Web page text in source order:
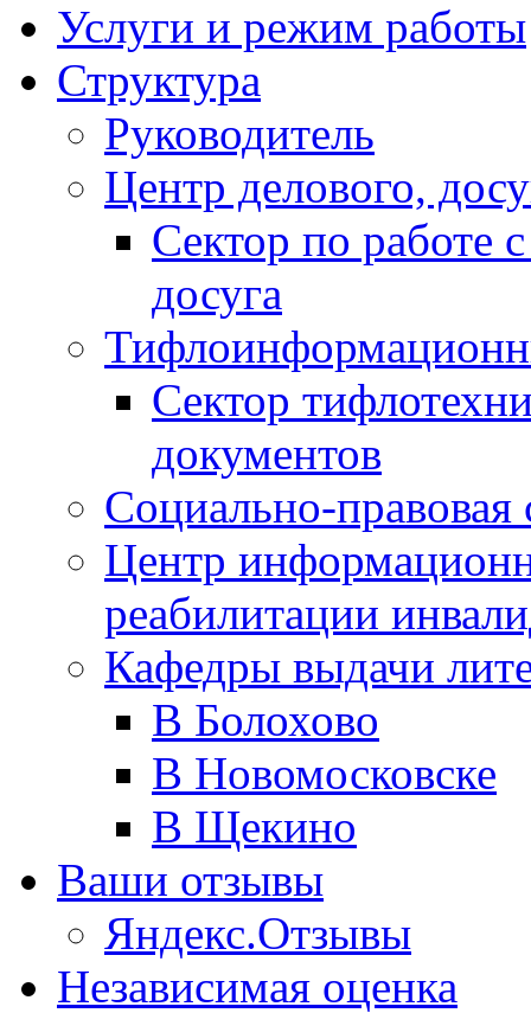
Услуги и режим работы
Структура
Руководитель
Центр делового,
Сектор по работе
досуга
Сектор
документов
Социально-правовая
Центр
реабилитации
Кафедры выдачи
В Болохово
В Новомосковске
В Щекино
Ваши отзывы
Яндекс.Отзывы
Независимая оценка